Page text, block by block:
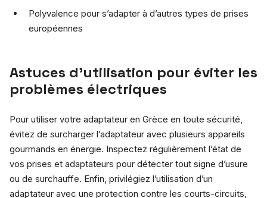
Polyvalence pour s’adapter à d’autres types de prises
européennes
Astuces d’utilisation pour éviter les
problèmes électriques
Pour utiliser votre adaptateur en Grèce en toute sécurité,
évitez de surcharger l’adaptateur avec plusieurs appareils
gourmands en énergie. Inspectez régulièrement l’état de
vos prises et adaptateurs pour détecter tout signe d’usure
ou de surchauffe. Enfin, privilégiez l’utilisation d’un
adaptateur avec une protection contre les courts-circuits,